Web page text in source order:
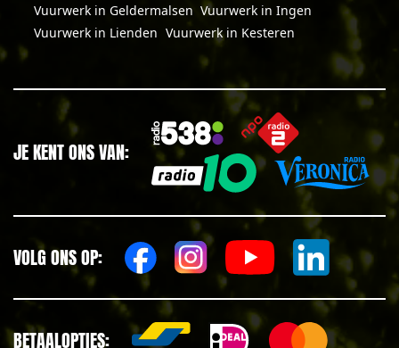
Vuurwerk in Geldermalsen Vuurwerk in Ingen
Vuurwerk in Lienden Vuurwerk in Kesteren
JE KENT ONS VAN:
VOLG ONS OP:
BETAALOPTIES: